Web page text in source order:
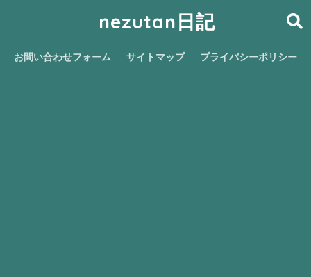
nezutan日記
お問い合わせフォーム サイトマップ プライバシーポリシー